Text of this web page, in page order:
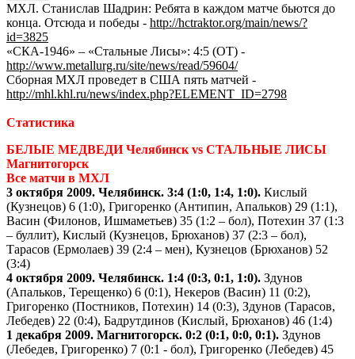
МХЛ. Станислав Шадрин: Ребята в каждом матче бьются до
конца. Отсюда и победы - http://hctraktor.org/main/news/?
id=3825
«СКА-1946» – «Стальные Лисы»: 4:5 (ОТ) -
http://www.metallurg.ru/site/news/read/59604/
Сборная МХЛ проведет в США пять матчей -
http://mhl.khl.ru/news/index.php?ELEMENT_ID=2798
Статистика
БЕЛЫЕ МЕДВЕДИ Челябинск vs СТАЛЬНЫЕ ЛИСЫ
Магнитогорск
Все матчи в МХЛ
3 октября 2009. Челябинск. 3:4 (1:0, 1:4, 1:0). Кислый
(Кузнецов) 6 (1:0), Григоренко (Антипин, Апальков) 29 (1:1),
Васин (Филонов, Ишмаметьев) 35 (1:2 – бол), Потехин 37 (1:3
– буллит), Кислый (Кузнецов, Брюханов) 37 (2:3 – бол),
Тарасов (Ермолаев) 39 (2:4 – мен), Кузнецов (Брюханов) 52
(3:4)
4 октября 2009. Челябинск. 1:4 (0:3, 0:1, 1:0). Здунов
(Апальков, Терещенко) 6 (0:1), Некеров (Васин) 11 (0:2),
Григоренко (Постников, Потехин) 14 (0:3), Здунов (Тарасов,
Лебедев) 22 (0:4), Бадрутдинов (Кислый, Брюханов) 46 (1:4)
1 декабря 2009. Магнитогорск. 0:2 (0:1, 0:0, 0:1). Здунов
(Лебедев, Григоренко) 7 (0:1 - бол), Григоренко (Лебедев) 45